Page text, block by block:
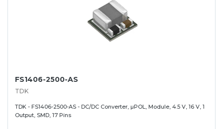
FS1406-2500-AS
TDK
TDK - FS1406-2500-AS - DC/DC Converter, µPOL, Module, 4.5 V, 16 V, 1
Output, SMD, 17 Pins